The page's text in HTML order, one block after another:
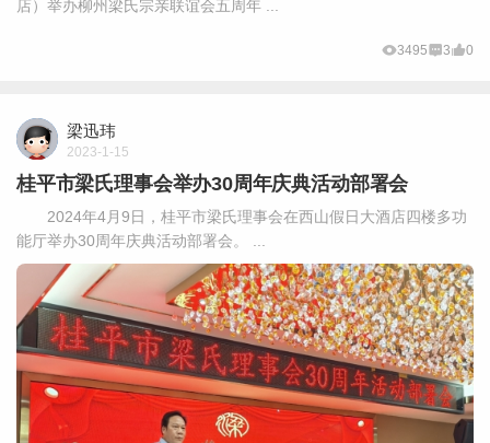
店）举办柳州梁氏宗亲联谊会五周年 ...
3495 3 0
梁迅玮
2023-1-15
桂平市梁氏理事会举办30周年庆典活动部署会
2024年4月9日，桂平市梁氏理事会在西山假日大酒店四楼多功
能厅举办30周年庆典活动部署会。 ...